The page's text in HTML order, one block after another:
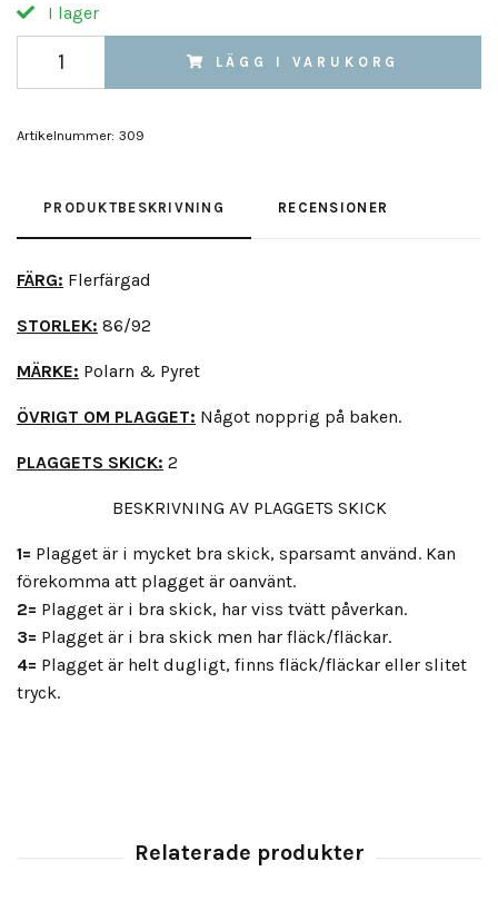
I lager
LÄGG I VARUKORG
Artikelnummer: 309
PRODUKTBESKRIVNING RECENSIONER
FÄRG: Flerfärgad
STORLEK: 86/92
MÄRKE: Polarn & Pyret
ÖVRIGT OM PLAGGET: Något nopprig på baken.
PLAGGETS SKICK: 2
BESKRIVNING AV PLAGGETS SKICK
1= Plagget är i mycket bra skick, sparsamt använd. Kan
förekomma att plagget är oanvänt.
2= Plagget är i bra skick, har viss tvätt påverkan.
3= Plagget är i bra skick men har fläck/fläckar.
4= Plagget är helt dugligt, finns fläck/fläckar eller slitet
tryck.